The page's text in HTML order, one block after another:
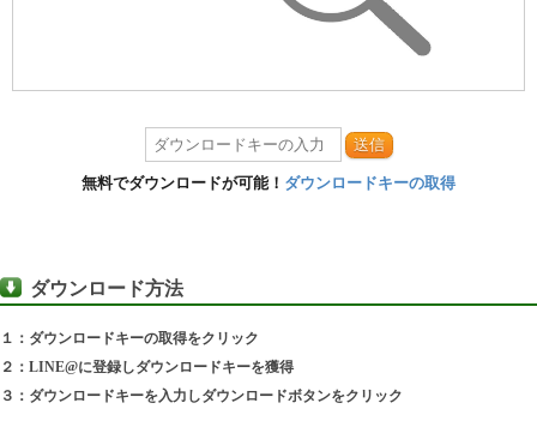
送信
無料でダウンロードが可能！ ダウンロードキーの取得
ダウンロード方法
１：ダウンロードキーの取得をクリック
２：LINE@に登録しダウンロードキーを獲得
３：ダウンロードキーを入力しダウンロードボタンをクリック